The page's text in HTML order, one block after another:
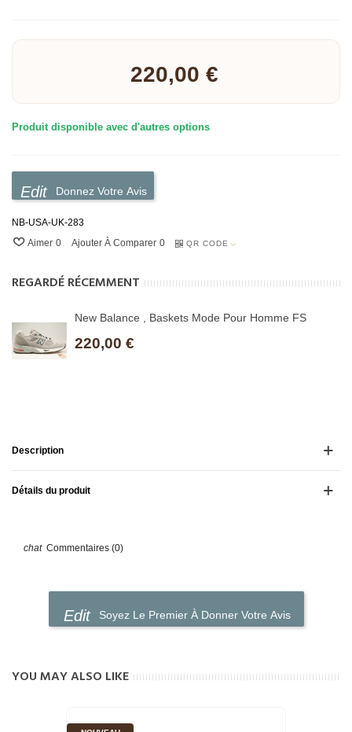
220,00 €
Produit disponible avec d'autres options
Donnez Votre Avis
NB-USA-UK-283
Aimer 0 Ajouter À Comparer 0 QR CODE
REGARDÉ RÉCEMMENT
New Balance , Baskets Mode Pour Homme FS
220,00 €
Description
Détails du produit
Commentaires (0)
Soyez Le Premier À Donner Votre Avis
YOU MAY ALSO LIKE